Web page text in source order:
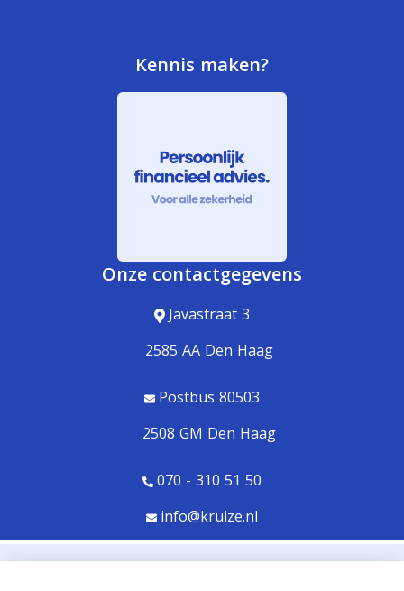
Kennis maken?
Onze contactgegevens
Javastraat 3
2585 AA Den Haag
Postbus 80503
2508 GM Den Haag
070 - 310 51 50
info@kruize.nl
© CopyrightAssupport BV2026